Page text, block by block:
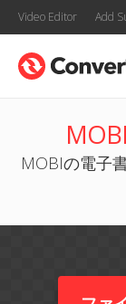
Video Editor Add
MOBIの電子